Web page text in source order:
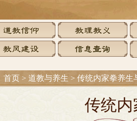
首页 > 道教与养生 > 传统内家拳养生
传统